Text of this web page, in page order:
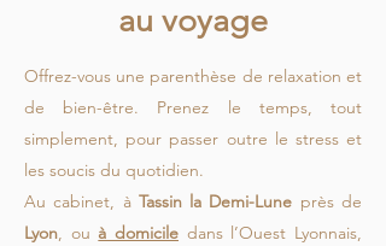
au voyage
Offrez-vous une parenthèse de relaxation et
de bien-être. Prenez le temps, tout
simplement, pour passer outre le stress et
les soucis du quotidien.
Au cabinet, à Tassin la Demi-Lune près de
Lyon, ou à domicile dans l’Ouest Lyonnais,